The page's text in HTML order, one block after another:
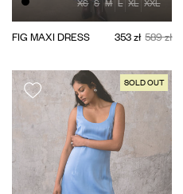
XS S M L XL XXL
FIG MAXI DRESS 353 zł 589 zł
SOLD OUT